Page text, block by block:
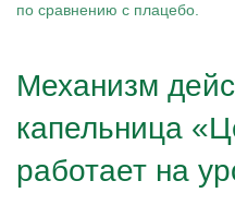
по сравнению с плацебо.
Механизм
капельница
работает на